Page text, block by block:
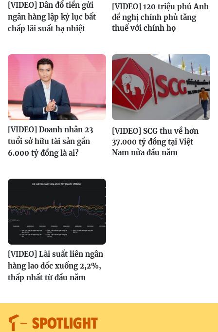
[VIDEO] Dân đổ tiền gửi
ngân hàng lập kỷ lục bất
chấp lãi suất hạ nhiệt
[VIDEO] 120 triệu phú Anh
đề nghị chính phủ tăng
thuế với chính họ
[VIDEO] Doanh nhân 23
tuổi sở hữu tài sản gần
6.000 tỷ đồng là ai?
[VIDEO] SCG thu về hơn
37.000 tỷ đồng tại Việt
Nam nửa đầu năm
[VIDEO] Lãi suất liên ngân
hàng lao dốc xuống 2,2%,
thấp nhất từ đầu năm
SPOTLIGHT